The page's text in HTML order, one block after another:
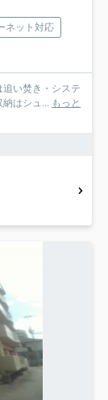
ネット対応
い焚き・システ
納はシュ... もっと